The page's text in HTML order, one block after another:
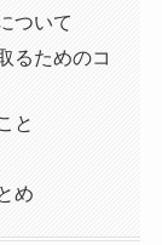
ついて
るためのコ
と
め